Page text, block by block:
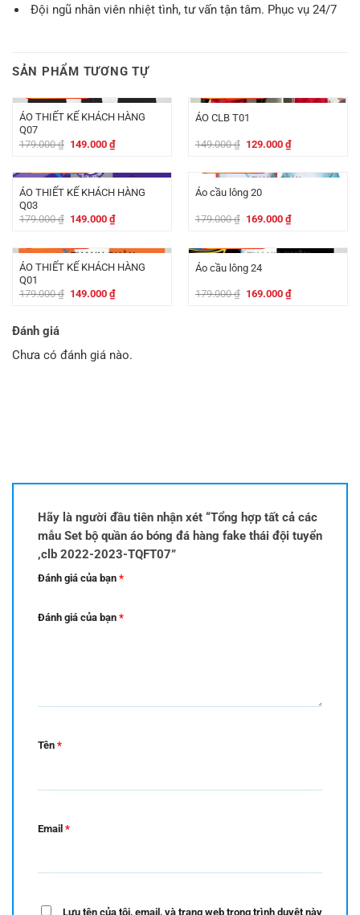
Đội ngũ nhân viên nhiệt tình, tư vấn tận tâm. Phục vụ 24/7
SẢN PHẨM TƯƠNG TỰ
ÁO THIẾT KẾ KHÁCH HÀNG
Q07
179.000₫ Giá
179.000 ₫.
149.000 ₫Giá
hiện
là:
149.000 ₫.
ÁO CLB T01
149.000₫ Giá
149.000 ₫.
129.000 ₫Giá
hiện
là:
129.000 ₫.
ÁO THIẾT KẾ KHÁCH HÀNG
Q03
179.000₫ Giá
179.000 ₫.
149.000 ₫Giá
hiện
là:
149.000 ₫.
Áo cầu lông 20
179.000₫ Giá
179.000 ₫.
169.000 ₫Giá
hiện
là:
169.000 ₫.
ÁO THIẾT KẾ KHÁCH HÀNG
Q01
179.000₫ Giá
149.000 ₫Giá
hiện
Áo cầu lông 24
179.000₫ Giá
169.000 ₫Giá
hiện
Đánh giá
Chưa có đánh giá nào.
Hãy là người đầu tiên nhận xét “Tổng hợp tất cả các
mẫu Set bộ quần áo bóng đá hàng fake thái đội tuyển
,clb 2022-2023-TQFT07”
Đánh giá của bạn *
Đánh giá của bạn *
Tên *
Email *
Lưu tên của tôi, email, và trang web trong trình duyệt này